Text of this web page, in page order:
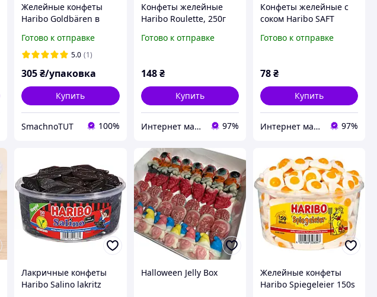
Желейные конфеты
Haribo Goldbären в
(мишка), 450 грамм
Готово к отправке
5.0 (1)
305₴/упаковка
Купить
SmachnoTUT 100%
Конфеты желейные
Haribo Roulette, 250г
рулеты Харибо 25г х
Готово к отправке
148 ₴
Купить
Интернет магазин «Coffee Day» 97%
Конфеты желейные с
соком Haribo SAFT
мишки, 160г
Готово к отправке
78₴
Купить
Интернет магазин «Coffee Day» 97%
Лакричные конфеты
Haribo Salino lakritz
Halloween Jelly Box
Желейные конфеты
Haribo Spiegeleier 150s